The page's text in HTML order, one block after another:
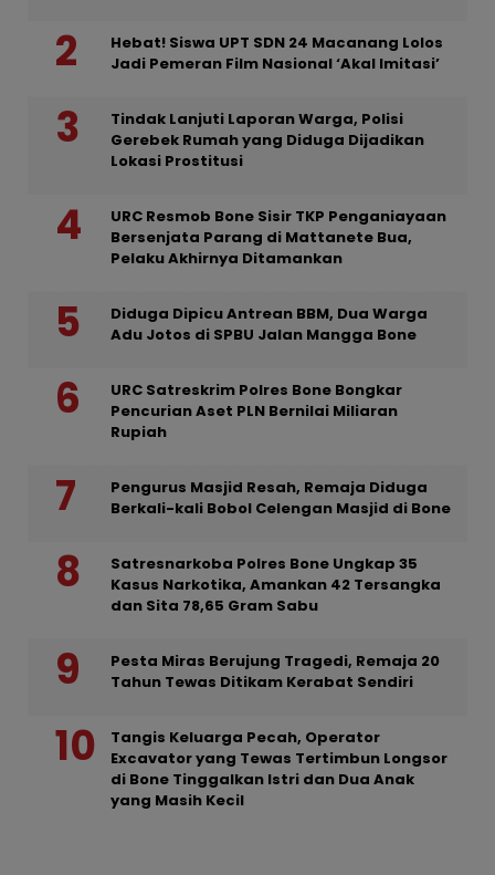
Hebat! Siswa UPT SDN 24 Macanang Lolos
Jadi Pemeran Film Nasional ‘Akal Imitasi’
Tindak Lanjuti Laporan Warga, Polisi
Gerebek Rumah yang Diduga Dijadikan
Lokasi Prostitusi
URC Resmob Bone Sisir TKP Penganiayaan
Bersenjata Parang di Mattanete Bua,
Pelaku Akhirnya Ditamankan
Diduga Dipicu Antrean BBM, Dua Warga
Adu Jotos di SPBU Jalan Mangga Bone
URC Satreskrim Polres Bone Bongkar
Pencurian Aset PLN Bernilai Miliaran
Rupiah
Pengurus Masjid Resah, Remaja Diduga
Berkali-kali Bobol Celengan Masjid di Bone
Satresnarkoba Polres Bone Ungkap 35
Kasus Narkotika, Amankan 42 Tersangka
dan Sita 78,65 Gram Sabu
Pesta Miras Berujung Tragedi, Remaja 20
Tahun Tewas Ditikam Kerabat Sendiri
Tangis Keluarga Pecah, Operator
Excavator yang Tewas Tertimbun Longsor
di Bone Tinggalkan Istri dan Dua Anak
yang Masih Kecil